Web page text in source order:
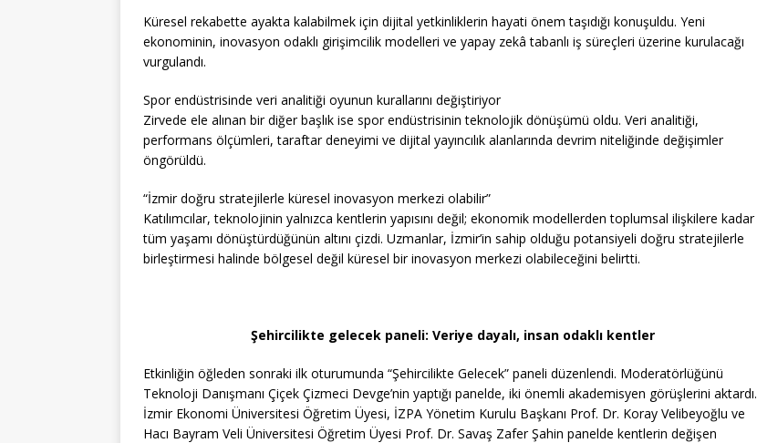
Küresel rekabette ayakta kalabilmek için dijital yetkinliklerin hayati önem taşıdığı konuşuldu. Yeni
ekonominin, inovasyon odaklı girişimcilik modelleri ve yapay zekâ tabanlı iş süreçleri üzerine kurulacağı
vurgulandı.
Spor endüstrisinde veri analitiği oyunun kurallarını değiştiriyor
Zirvede ele alınan bir diğer başlık ise spor endüstrisinin teknolojik dönüşümü oldu. Veri analitiği,
performans ölçümleri, taraftar deneyimi ve dijital yayıncılık alanlarında devrim niteliğinde değişimler
öngörüldü.
“İzmir doğru stratejilerle küresel inovasyon merkezi olabilir”
Katılımcılar, teknolojinin yalnızca kentlerin yapısını değil; ekonomik modellerden toplumsal ilişkilere kadar
tüm yaşamı dönüştürdüğünün altını çizdi. Uzmanlar, İzmir’in sahip olduğu potansiyeli doğru stratejilerle
birleştirmesi halinde bölgesel değil küresel bir inovasyon merkezi olabileceğini belirtti.
Şehircilikte gelecek paneli: Veriye dayalı, insan odaklı kentler
Etkinliğin öğleden sonraki ilk oturumunda “Şehircilikte Gelecek” paneli düzenlendi. Moderatörlüğünü
Teknoloji Danışmanı Çiçek Çizmeci Devge’nin yaptığı panelde, iki önemli akademisyen görüşlerini aktardı.
İzmir Ekonomi Üniversitesi Öğretim Üyesi, İZPA Yönetim Kurulu Başkanı Prof. Dr. Koray Velibeyoğlu ve
Hacı Bayram Veli Üniversitesi Öğretim Üyesi Prof. Dr. Savaş Zafer Şahin panelde kentlerin değişen